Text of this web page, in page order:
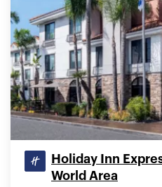
Holiday Inn
World Area